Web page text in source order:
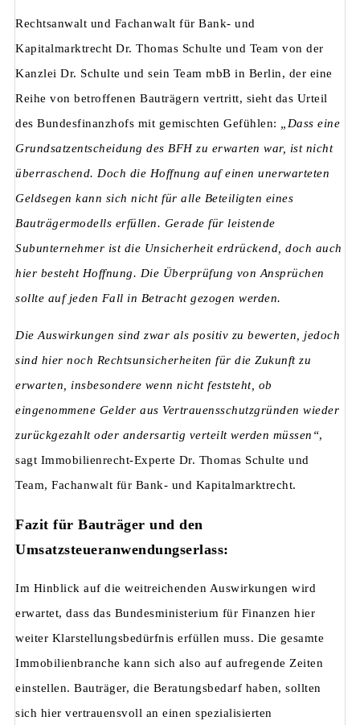
Rechtsanwalt und Fachanwalt für Bank- und
Kapitalmarktrecht Dr. Thomas Schulte und Team von der
Kanzlei Dr. Schulte und sein Team mbB in Berlin, der eine
Reihe von betroffenen Bauträgern vertritt, sieht das Urteil
des Bundesfinanzhofs mit gemischten Gefühlen: „Dass eine
Grundsatzentscheidung des BFH zu erwarten war, ist nicht
überraschend. Doch die Hoffnung auf einen unerwarteten
Geldsegen kann sich nicht für alle Beteiligten eines
Bauträgermodells erfüllen. Gerade für leistende
Subunternehmer ist die Unsicherheit erdrückend, doch auch
hier besteht Hoffnung. Die Überprüfung von Ansprüchen
sollte auf jeden Fall in Betracht gezogen werden.
Die Auswirkungen sind zwar als positiv zu bewerten, jedoch
sind hier noch Rechtsunsicherheiten für die Zukunft zu
erwarten, insbesondere wenn nicht feststeht, ob
eingenommene Gelder aus Vertrauensschutzgründen wieder
zurückgezahlt oder andersartig verteilt werden müssen“,
sagt Immobilienrecht-Experte Dr. Thomas Schulte und
Team, Fachanwalt für Bank- und Kapitalmarktrecht.
Fazit für Bauträger und den
Umsatzsteueranwendungserlass:
Im Hinblick auf die weitreichenden Auswirkungen wird
erwartet, dass das Bundesministerium für Finanzen hier
weiter Klarstellungsbedürfnis erfüllen muss. Die gesamte
Immobilienbranche kann sich also auf aufregende Zeiten
einstellen. Bauträger, die Beratungsbedarf haben, sollten
sich hier vertrauensvoll an einen spezialisierten